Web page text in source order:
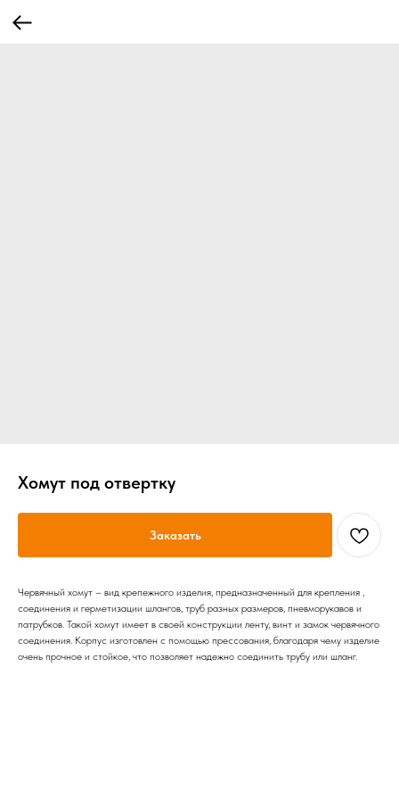
Хомут под отвертку
Заказать
Червячный хомут – вид крепежного изделия, предназначенный для крепления ,
соединения и герметизации шлангов, труб разных размеров, пневморукавов и
патрубков. Такой хомут имеет в своей конструкции ленту, винт и замок червячного
соединения. Корпус изготовлен с помощью прессования, благодаря чему изделие
очень прочное и стойкое, что позволяет надежно соединить трубу или шланг.